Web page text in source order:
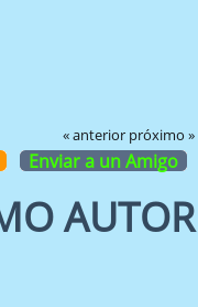
« anterior próximo »
Enviar a un Amigo
AUTOR